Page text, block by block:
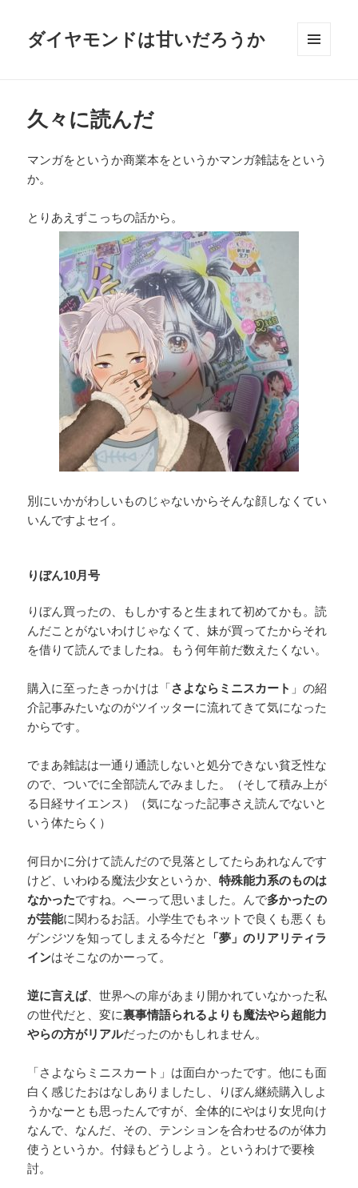
ダイヤモンドは甘いだろうか
久々に読んだ
マンガをというか商業本をというかマンガ雑誌をという
か。
とりあえずこっちの話から。
別にいかがわしいものじゃないからそんな顔しなくてい
いんですよセイ。
りぼん10月号
りぼん買ったの、もしかすると生まれて初めてかも。読
んだことがないわけじゃなくて、妹が買ってたからそれ
を借りて読んでましたね。もう何年前だ数えたくない。
購入に至ったきっかけは「さよならミニスカート 」の紹
介記事みたいなのがツイッターに流れてきて気になった
からです。
でまあ雑誌は一通り通読しないと処分できない貧乏性な
ので、ついでに全部読んでみました。（そして積み上が
る日経サイエンス）（気になった記事さえ読んでないと
いう体たらく）
何日かに分けて読んだので見落としてたらあれなんです
けど、いわゆる魔法少女というか、特殊能力系のものは
なかったですね。へーって思いました。んで多かったの
が芸能に関わるお話。小学生でもネットで良くも悪くも
ゲンジツを知ってしまえる今だと 「夢」のリアリティラ
インはそこなのかーって。
逆に言えば、世界への扉があまり開かれていなかった私
の世代だと、変に裏事情語られるよりも魔法やら超能力
やらの方がリアルだったのかもしれません。
「さよならミニスカート」は面白かったです。他にも面
白く感じたおはなしありましたし、りぼん継続購入しよ
うかなーとも思ったんですが、全体的にやはり女児向け
なんで、なんだ、その、テンションを合わせるのが体力
使うというか。付録もどうしよう。というわけで要検
討。